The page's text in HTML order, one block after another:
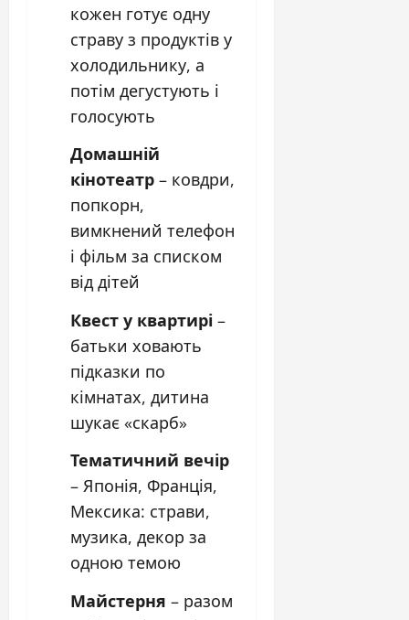
кожен готує одну
страву з продуктів у
холодильнику, а
потім дегустують і
голосують
Домашній
кінотеатр – ковдри,
попкорн,
вимкнений телефон
і фільм за списком
від дітей
Квест у квартирі –
батьки ховають
підказки по
кімнатах, дитина
шукає «скарб»
Тематичний вечір
– Японія, Франція,
Мексика: страви,
музика, декор за
одною темою
Майстерня – разом